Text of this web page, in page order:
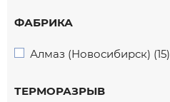
ФАБРИКА
Алмаз (Новосибирск) (15)
ТЕРМОРАЗРЫВ